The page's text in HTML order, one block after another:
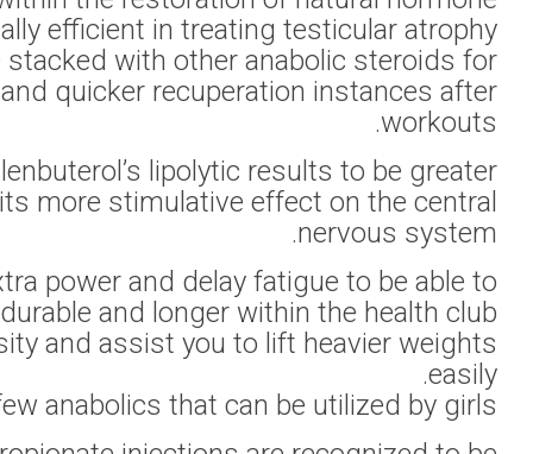
manufacturing. We
much more
than those of
Not simply this, it is
This is likely that will
As